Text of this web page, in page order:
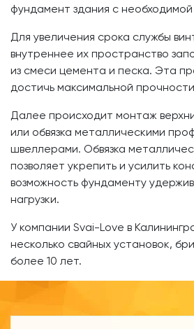
фундамент здания с
Для увеличения срока службы
внутреннее их пространство
из смеси цемента и песка. Эта
достичь максимальной
Далее происходит монтаж
или обвязка металлическими
швеллерами. Обвязка
позволяет укрепить и усилить
возможность фундаменту
нагрузки.
У компании Svai-Love в
несколько свайных установок,
более 10 лет.